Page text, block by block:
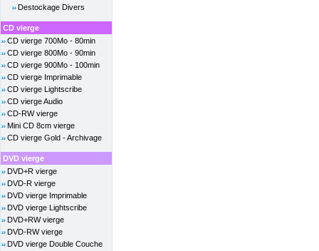
Destockage Divers
CD vierge
CD vierge 700Mo - 80min
CD vierge 800Mo - 90min
CD vierge 900Mo - 100min
CD vierge Imprimable
CD vierge Lightscribe
CD vierge Audio
CD-RW vierge
Mini CD 8cm vierge
CD vierge Gold - Archivage
DVD vierge
DVD+R vierge
DVD-R vierge
DVD vierge Imprimable
DVD vierge Lightscribe
DVD+RW vierge
DVD-RW vierge
DVD vierge Double Couche